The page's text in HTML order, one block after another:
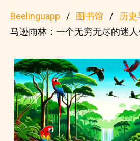
Beelinguapp 图书馆 历
马逊雨林：一个无穷无尽的迷